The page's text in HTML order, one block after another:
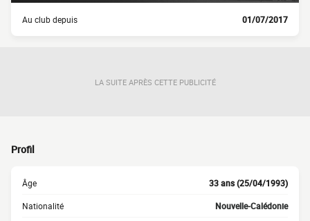
Au club depuis 01/07/2017
LA SUITE APRÈS CETTE PUBLICITÉ
Profil
Âge 33 ans (25/04/1993)
Nationalité Nouvelle-Calédonie